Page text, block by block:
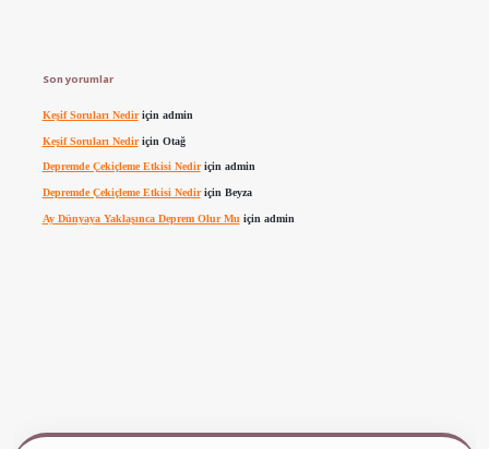
Son yorumlar
Keşif Soruları Nediriçin admin
Keşif Soruları Nediriçin Otağ
Depremde Çekiçleme Etkisi Nediriçin admin
Depremde Çekiçleme Etkisi Nediriçin Beyza
Ay Dünyaya Yaklaşınca Deprem Olur Mu için admin